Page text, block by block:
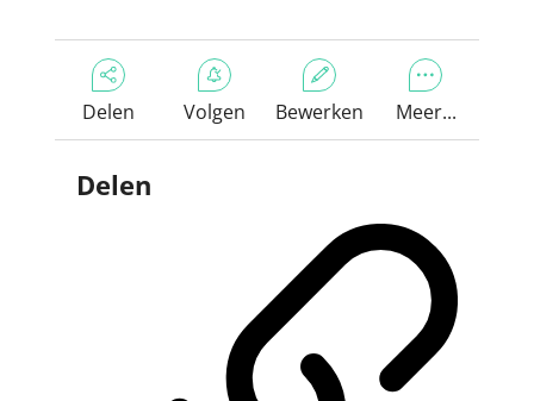
Delen Volgen Bewerken Meer...
Delen